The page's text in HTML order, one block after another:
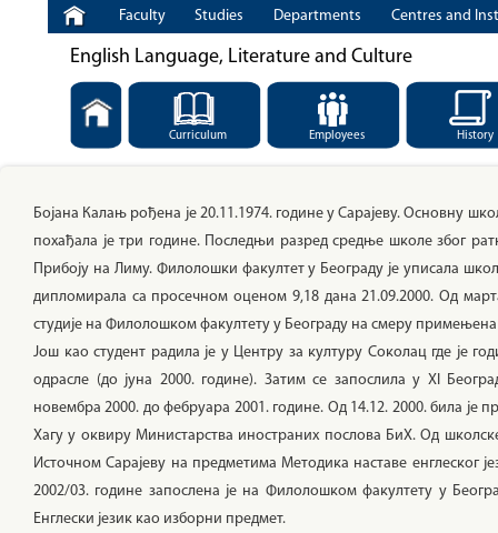
Faculty Studies Departments Centres and
English Language, Literature and Culture
Curriculum Employees History
Бојана Калањ рођена је 20.11.1974. године у Сарајеву. Основну
похађала је три године. Последњи разред средње школе због
Прибоју на Лиму. Филолошки факултет у Београду је уписала
дипломирала са просечном оценом 9,18 дана 21.09.2000. Од
студије на Филолошком факултету у Београду на смеру примењена
Још као студент радила је у Центру за културу Соколац где је
одрасле (до јуна 2000. године). Затим се запослила у XI
новембра 2000. до фебруара 2001. године. Од 14.12. 2000. била
Хагу у оквиру Министарства иностраних послова БиХ. Од
Источном Сарајеву на предметима Методика наставе енглеског
2002/03. године запослена је на Филолошком факултету у
Енглески језик као изборни предмет.